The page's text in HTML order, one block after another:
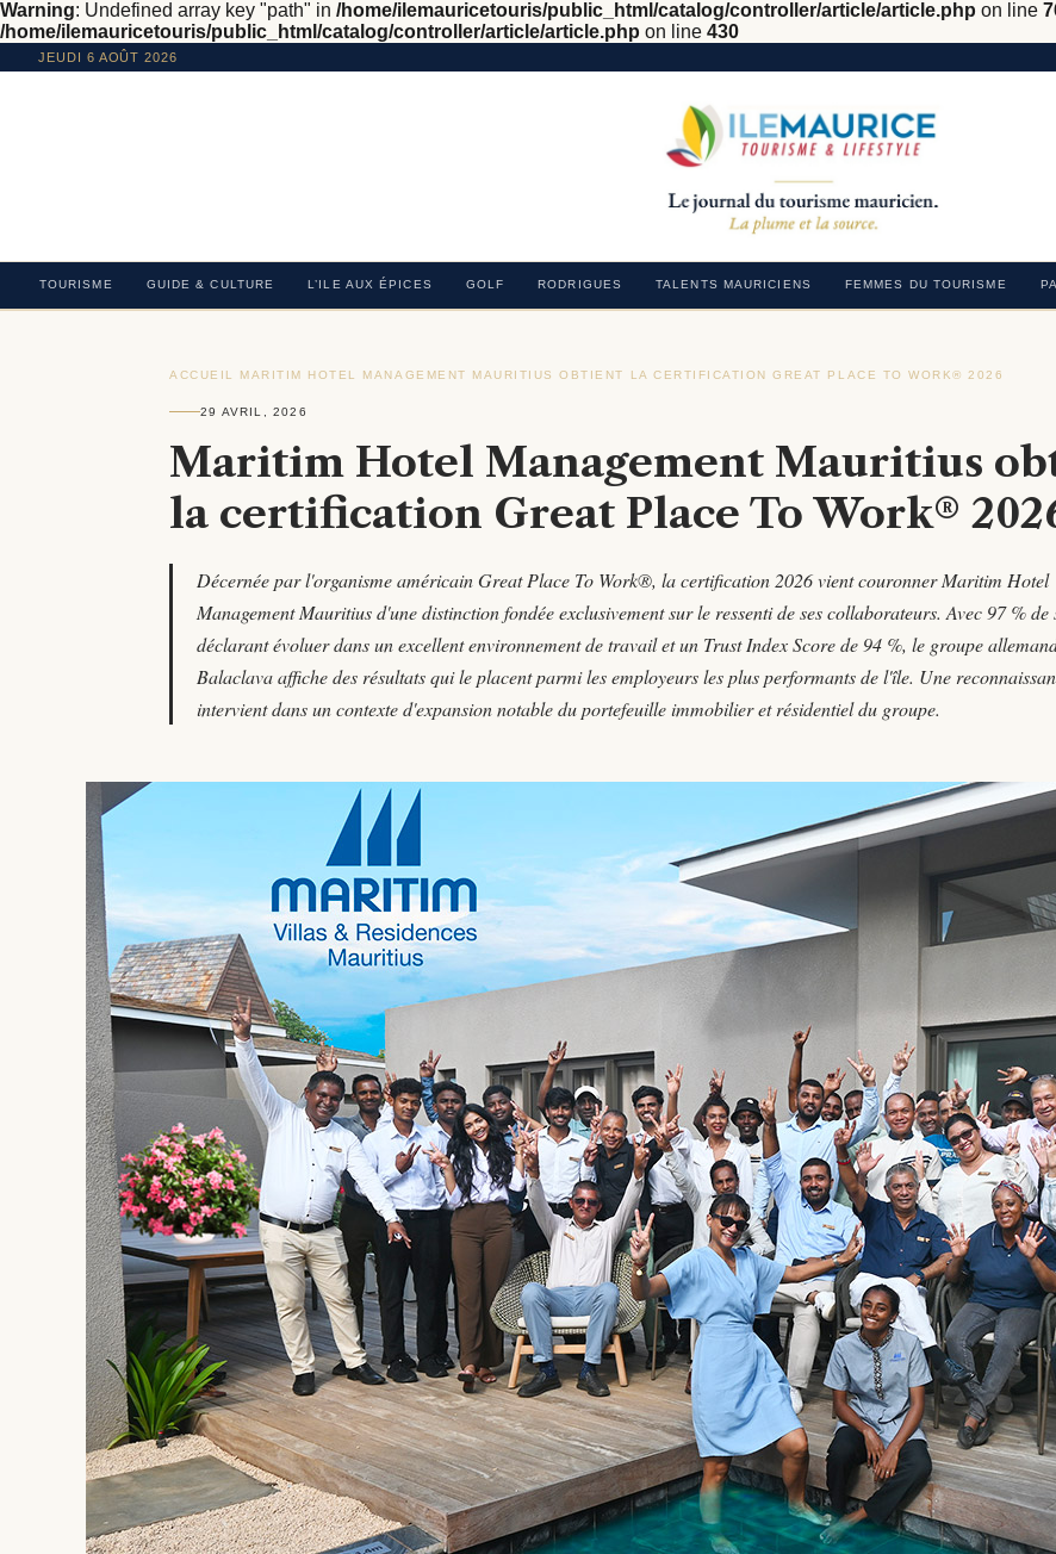
Warning: Undefined array key "path" in /home/ilemauricetouris/public_html/catalog/controller/article/article.php on line
/home/ilemauricetouris/public_html/catalog/controller/article/article.php on line 430
JEUDI 6 AOÛT 2026
TOURISME GUIDE & CULTURE L’ILE AUX ÉPICES GOLF RODRIGUES TALENTS MAURICIENS FEMMES DU TOURISME
ACCUEIL MARITIM HOTEL MANAGEMENT MAURITIUS OBTIENT LA CERTIFICATION GREAT PLACE TO WORK® 2026
29 AVRIL, 2026
Maritim Hotel Management Mauritius
la certification Great Place To Work®
Décernée par l'organisme américain Great Place To Work®, la certification 2026 vient couronner Maritim Hotel
Management Mauritius d'une distinction fondée exclusivement sur le ressenti de ses collaborateurs. Avec 97 % de
déclarant évoluer dans un excellent environnement de travail et un Trust Index Score de 94 %, le groupe
Balaclava affiche des résultats qui le placent parmi les employeurs les plus performants de l'île. Une
intervient dans un contexte d'expansion notable du portefeuille immobilier et résidentiel du groupe.